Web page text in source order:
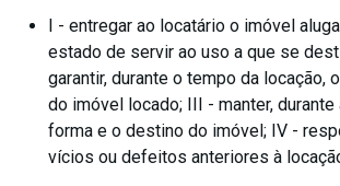
I - entregar ao locatário o imóvel
estado de servir ao uso a que se
garantir, durante o tempo da locação,
do imóvel locado; III - manter, durante
forma e o destino do imóvel; IV -
vícios ou defeitos anteriores à